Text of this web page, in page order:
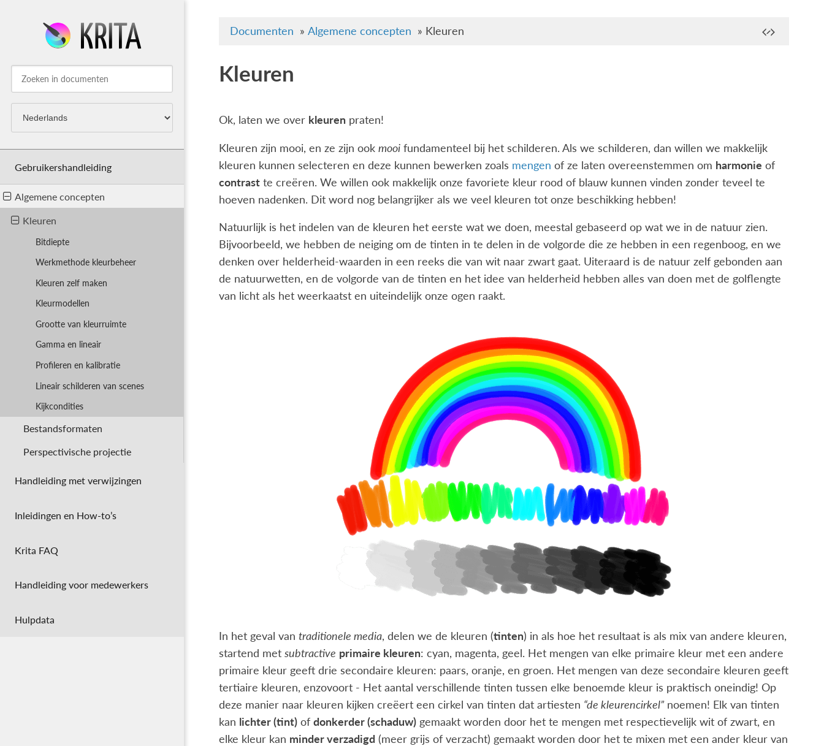
Gebruikershandleiding
Algemene concepten
Kleuren
Bitdiepte
Werkmethode kleurbeheer
Kleuren zelf maken
Kleurmodellen
Grootte van kleurruimte
Gamma en lineair
Profileren en kalibratie
Lineair schilderen van scenes
Kijkcondities
Bestandsformaten
Perspectivische projectie
Handleiding met verwijzingen
Inleidingen en How-to’s
Krita FAQ
Handleiding voor medewerkers
Hulpdata
Documenten » Algemene concepten » Kleuren
Kleuren
Ok, laten we over kleurenpraten!
Kleuren zijn mooi, en ze zijn ook mooifundamenteel bij het schilderen. Als we schilderen, dan willen we makkelijk
kleuren kunnen selecteren en deze kunnen bewerken zoals mengen of ze laten overeenstemmen om harmonie of
contrastte creëren. We willen ook makkelijk onze favoriete kleur rood of blauw kunnen vinden zonder teveel te
hoeven nadenken. Dit word nog belangrijker als we veel kleuren tot onze beschikking hebben!
Natuurlijk is het indelen van de kleuren het eerste wat we doen, meestal gebaseerd op wat we in de natuur zien.
Bijvoorbeeld, we hebben de neiging om de tinten in te delen in de volgorde die ze hebben in een regenboog, en we
denken over helderheid-waarden in een reeks die van wit naar zwart gaat. Uiteraard is de natuur zelf gebonden aan
de natuurwetten, en de volgorde van de tinten en het idee van helderheid hebben alles van doen met de golflengte
van licht als het weerkaatst en uiteindelijk onze ogen raakt.
In het geval van traditionele media, delen we de kleuren (tinten) in als hoe het resultaat is als mix van andere kleuren,
startend met subtractive primaire kleuren: cyan, magenta, geel. Het mengen van elke primaire kleur met een andere
primaire kleur geeft drie secondaire kleuren: paars, oranje, en groen. Het mengen van deze secondaire kleuren geeft
tertiaire kleuren, enzovoort - Het aantal verschillende tinten tussen elke benoemde kleur is praktisch oneindig! Op
deze manier naar kleuren kijken creëert een cirkel van tinten dat artiesten “de kleurencirkel”noemen! Elk van tinten
kan lichter (tint)of donkerder (schaduw)gemaakt worden door het te mengen met respectievelijk wit of zwart, en
elke kleur kan minder verzadigd (meer grijs of verzacht) gemaakt worden door het te mixen met een ander kleur van